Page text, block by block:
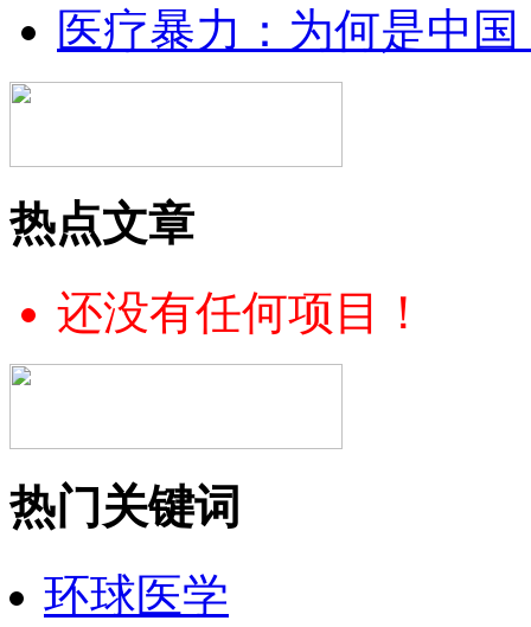
医疗暴力：为何是中
热点文章
还没有任何项目！
热门关键词
环球医学